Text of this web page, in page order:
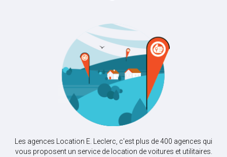
Les agences Location E. Leclerc, c'est plus de 400 agences qui
vous proposent un service de location de voitures et utilitaires.